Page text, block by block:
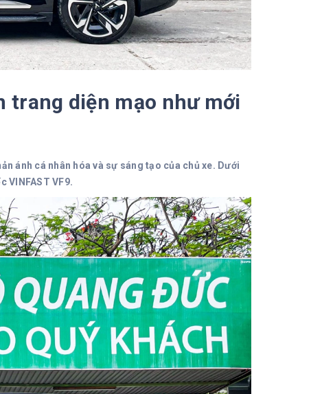
trang diện mạo như mới
ánh cá nhân hóa và sự sáng tạo của chủ xe. Dưới
VINFAST VF9.